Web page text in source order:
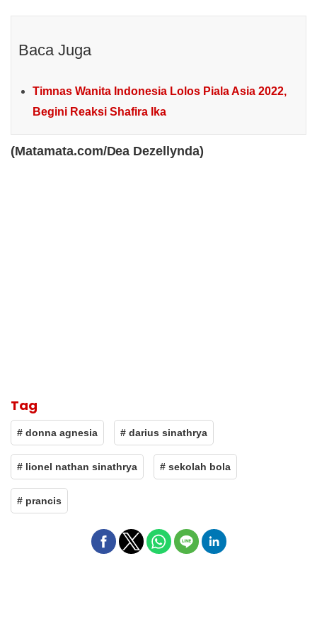
Baca Juga
Timnas Wanita Indonesia Lolos Piala Asia 2022,
Begini Reaksi Shafira Ika
(Matamata.com/Dea Dezellynda)
Tag
# donna agnesia # darius sinathrya
# lionel nathan sinathrya # sekolah bola
# prancis